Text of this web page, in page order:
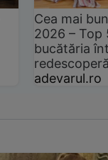
Cea mai
2026 –
bucătăria
adevarul.ro